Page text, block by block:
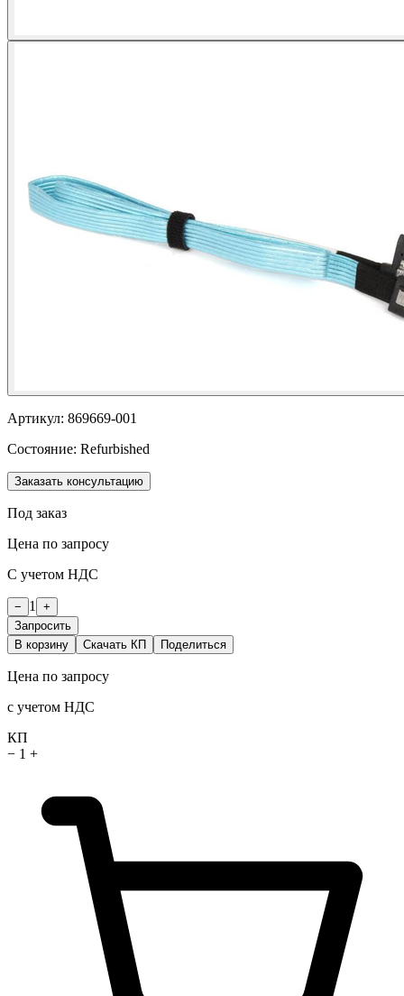
Артикул: 869669-001
Состояние: Refurbished
Заказать консультацию
Под заказ
Цена по запросу
С учетом НДС
− 1
+
Запросить
В корзину
Скачать КП Поделиться
Цена по запросу
с учетом НДС
КП
− 1 +